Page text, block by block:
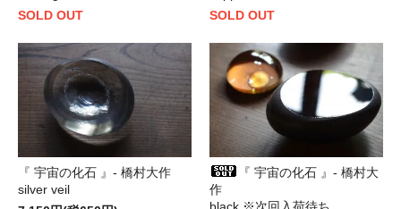
SOLD OUT
SOLD OUT
『 宇宙の化石 』- 橋村大作
silver veil
『 宇宙の化石 』- 橋村大
作